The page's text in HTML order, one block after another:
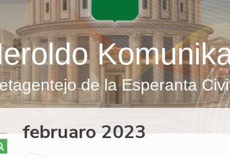
de la Esperanta
februaro 2023